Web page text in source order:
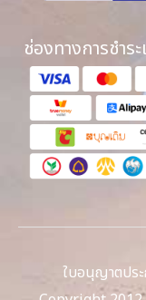
ช่องทางการชำระ
ใบอนุญาตปร